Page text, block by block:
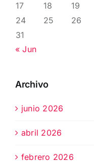
17
18 19
24
25 26
31
« Jun
Archivo
junio 2026
abril 2026
febrero 2026